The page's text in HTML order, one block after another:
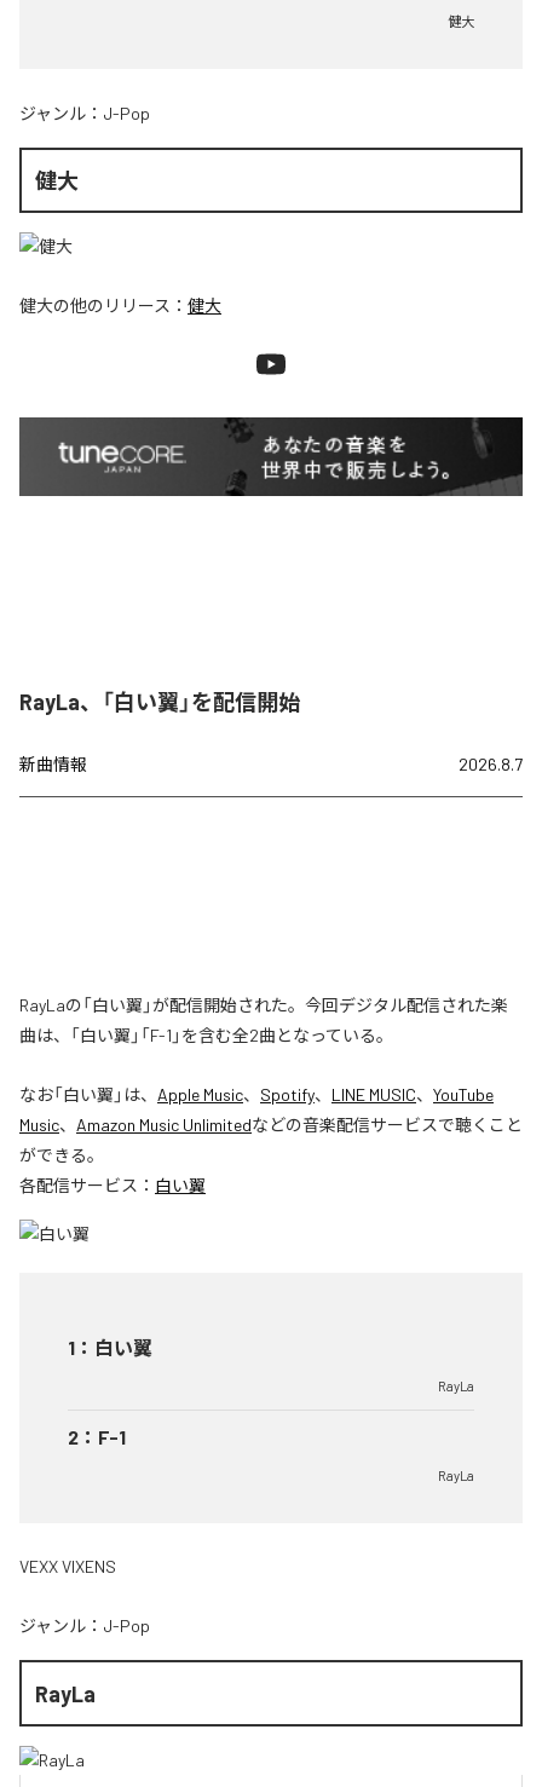
健大
ジャンル： J-Pop
健大
健大の他のリリース： 健大
RayLa、「白い翼」を配信開始
新曲情報 2026.8.7
RayLaの「白い翼」が配信開始された。今回デジタル配信された楽
曲は、「白い翼」「F-1」を含む全2曲となっている。
なお「白い翼 」は、 Apple Music、 Spotify、 LINE MUSIC、 YouTube
Music、 Amazon Music Unlimitedなどの音楽配信サービスで聴くこと
ができる。
各配信サービス： 白い翼
1 ： 白い翼
RayLa
2 ： F-1
RayLa
VEXX VIXENS
ジャンル： J-Pop
RayLa